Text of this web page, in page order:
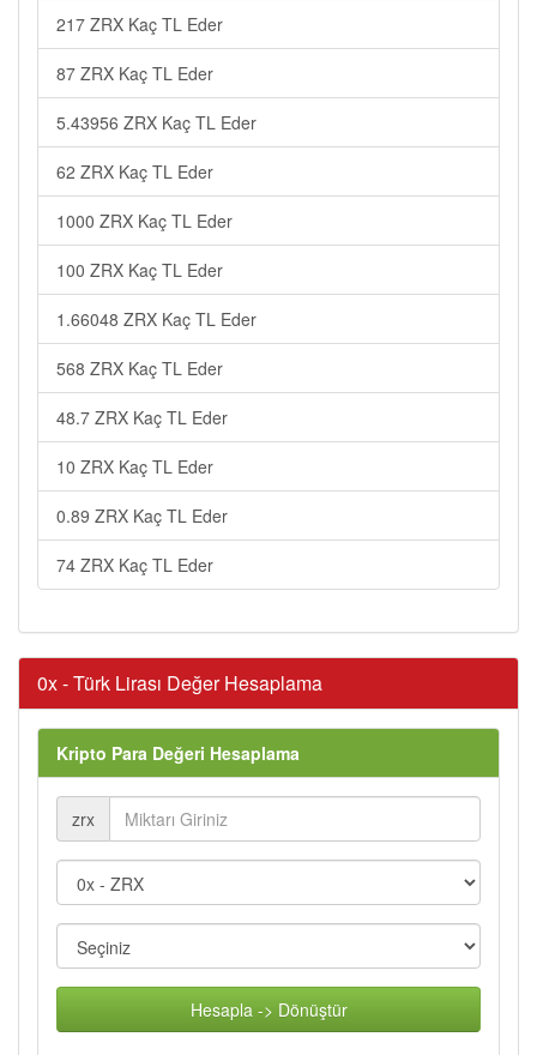
217 ZRX Kaç TL Eder
87 ZRX Kaç TL Eder
5.43956 ZRX Kaç TL Eder
62 ZRX Kaç TL Eder
1000 ZRX Kaç TL Eder
100 ZRX Kaç TL Eder
1.66048 ZRX Kaç TL Eder
568 ZRX Kaç TL Eder
48.7 ZRX Kaç TL Eder
10 ZRX Kaç TL Eder
0.89 ZRX Kaç TL Eder
74 ZRX Kaç TL Eder
0x - Türk Lirası Değer Hesaplama
Kripto Para Değeri Hesaplama
zrx
Hesapla -> Dönüştür